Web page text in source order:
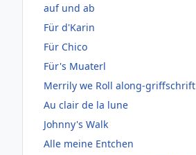
auf und ab
Für d'Karin
Für Chico
Für's Muaterl
Merrily we Roll along-griffschrift
Au clair de la lune
Johnny's Walk
Alle meine Entchen